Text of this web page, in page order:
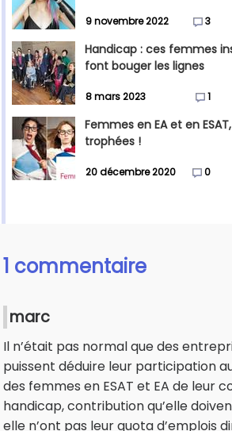
9 novembre 2022 3
Handicap : ces femmes
font bouger les lignes
8 mars 2023 1
Femmes en EA et en
trophées !
20 décembre 2020 0
1 commentaire
marc
Il n’était pas normal que des
puissent déduire leur participation
des femmes en ESAT et EA de leur
handicap, contribution qu’elle
elle n’ont pas leur quota d’emplois